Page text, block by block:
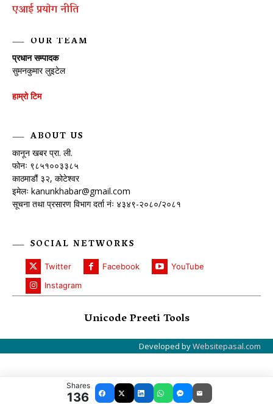
एआई प्रयाेग नीति
OUR TEAM
प्रधान सम्पादक
सुमनकुमार लुइटेल
हाम्रो टिम
ABOUT US
कानून खबर प्रा. ली.
फोनः ९८५१००३३८५
काठमाडौं ३२, कोटेश्वर
इमेलः kanunkhabar@gmail.com
सूचना तथा प्रसारण विभाग दर्ता नंः ४३४९-२०८०/२०८१
SOCIAL NETWORKS
Twitter Facebook
YouTube
Instagram
Unicode Preeti Tools
Developed byWebsitepasal.com
Shares
136 Facebook
X LinkedInWhatsAppMessenger
Email